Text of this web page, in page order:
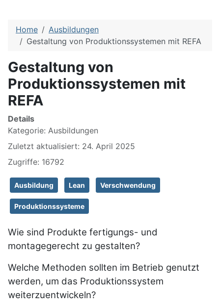
Home
Ausbildungen
Gestaltung von Produktionssystemen mit REFA
Gestaltung von
Produktionssystemen mit
REFA
Details
Kategorie: Ausbildungen
Zuletzt aktualisiert: 24. April 2025
Zugriffe: 16792
Ausbildung Lean Verschwendung
Produktionssysteme
Wie sind Produkte fertigungs- und
montagegerecht zu gestalten?
Welche Methoden sollten im Betrieb genutzt
werden, um das Produktionssystem
weiterzuentwickeln?